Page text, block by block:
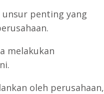
penting yang
melakukan
oleh perusahaan,